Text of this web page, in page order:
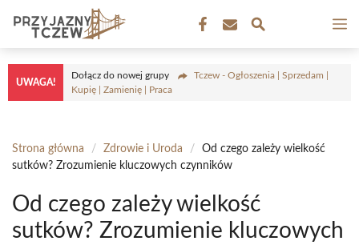
treści
UWAGA!
Dołącz do nowej grupy
Tczew - Ogłoszenia | Sprzedam |
Kupię | Zamienię | Praca
Strona główna / Zdrowie i Uroda /
Od czego zależy wielkość
sutków? Zrozumienie kluczowych czynników
Od czego zależy wielkość
sutków? Zrozumienie kluczowych